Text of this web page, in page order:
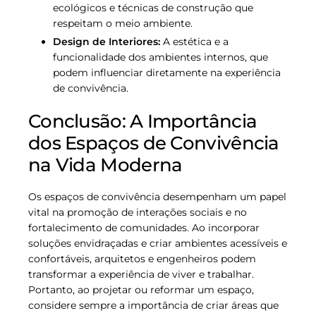
ecológicos e técnicas de construção que
respeitam o meio ambiente.
Design de Interiores: A estética e a
funcionalidade dos ambientes internos, que
podem influenciar diretamente na experiência
de convivência.
Conclusão: A Importância
dos Espaços de Convivência
na Vida Moderna
Os espaços de convivência desempenham um papel
vital na promoção de interações sociais e no
fortalecimento de comunidades. Ao incorporar
soluções envidraçadas e criar ambientes acessíveis e
confortáveis, arquitetos e engenheiros podem
transformar a experiência de viver e trabalhar.
Portanto, ao projetar ou reformar um espaço,
considere sempre a importância de criar áreas que